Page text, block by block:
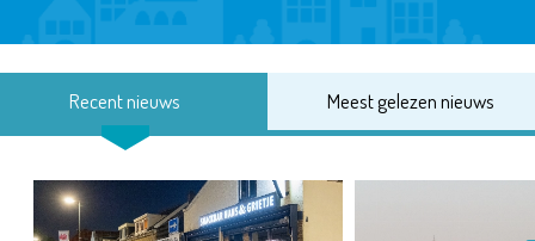
Recent nieuws Meest gelezen nieuws